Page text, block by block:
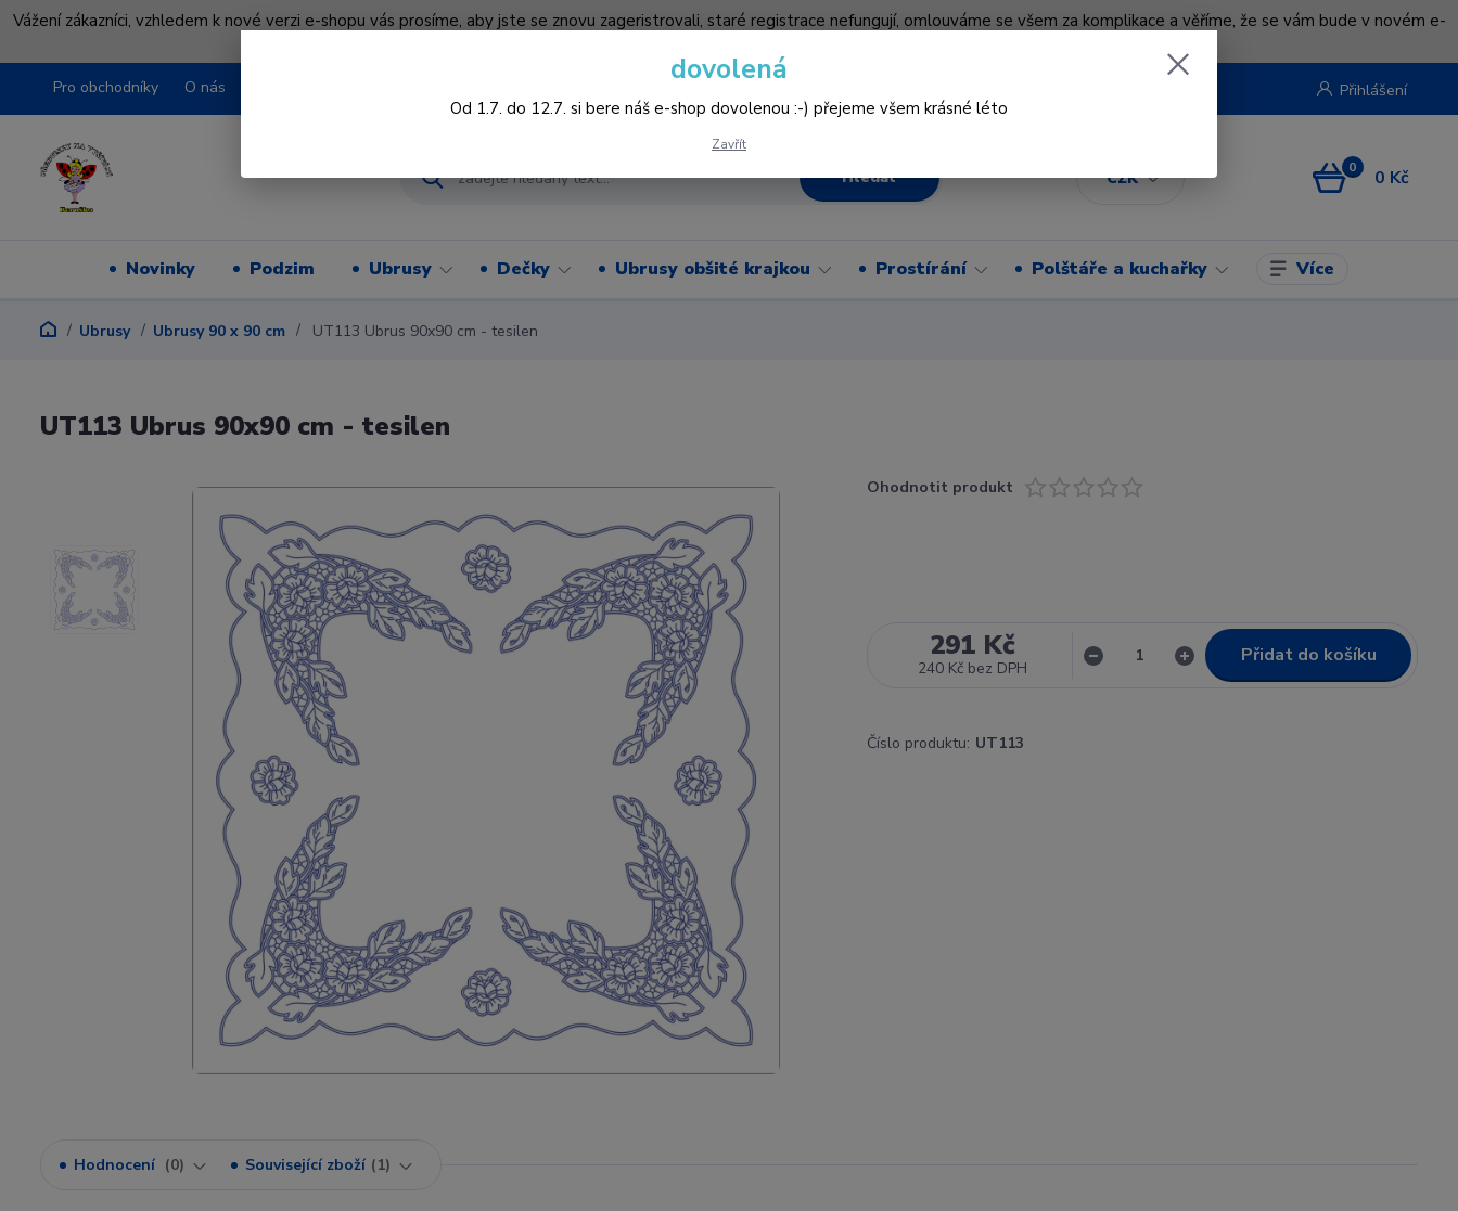
Vážení zákazníci, vzhledem k nové verzi e-shopu vás prosíme, aby jste se znovu zageristrovali, staré registrace nefungují, omlouváme se všem za komplikace a věříme, že se vám bude v novém e-
Pro obchodníky O nás
CZK
Přihlášení
Hledat 0 0 Kč
Novinky Podzim Ubrusy Dečky Ubrusy obšité krajkou Prostírání Polštáře a kuchařky Více
Ubrusy Ubrusy 90 x 90 cm UT113 Ubrus 90x90 cm - tesilen
UT113 Ubrus 90x90 cm - tesilen
Ohodnotit produkt
291 Kč
240 Kč bez DPH
Přidat do košíku
Číslo produktu: UT113
Hodnocení 0 Související zboží 1
dovolená
Od 1.7. do 12.7. si bere náš e-shop dovolenou :-) přejeme všem krásné léto
Zavřít